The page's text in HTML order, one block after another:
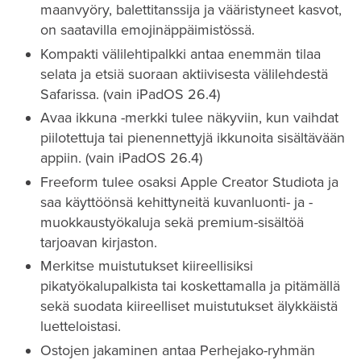
maanvyöry, balettitanssija ja vääristyneet kasvot,
on saatavilla emojinäppäimistössä.
Kompakti välilehtipalkki antaa enemmän tilaa
selata ja etsiä suoraan aktiivisesta välilehdestä
Safarissa. (vain iPadOS 26.4)
Avaa ikkuna -merkki tulee näkyviin, kun vaihdat
piilotettuja tai pienennettyjä ikkunoita sisältävään
appiin. (vain iPadOS 26.4)
Freeform tulee osaksi Apple Creator Studiota ja
saa käyttöönsä kehittyneitä kuvanluonti- ja -
muokkaustyökaluja sekä premium-sisältöä
tarjoavan kirjaston.
Merkitse muistutukset kiireellisiksi
pikatyökalupalkista tai koskettamalla ja pitämällä
sekä suodata kiireelliset muistutukset älykkäistä
luetteloistasi.
Ostojen jakaminen antaa Perhejako-ryhmän